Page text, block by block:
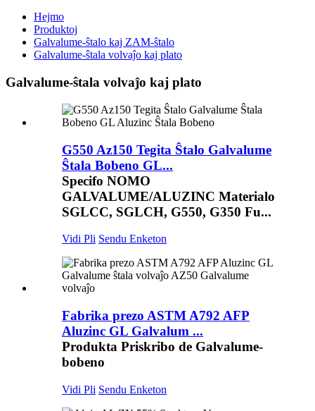
Hejmo
Produktoj
Galvalume-ŝtalo kaj ZAM-ŝtalo
Galvalume-ŝtala volvaĵo kaj plato
Galvalume-ŝtala volvaĵo kaj plato
G550 Az150 Tegita Ŝtalo Galvalume
Ŝtala Bobeno GL...
Specifo NOMO
GALVALUME/ALUZINC Materialo
SGLCC, SGLCH, G550, G350 Fu...
Vidi Pli Sendu Enketon
Fabrika prezo ASTM A792 AFP
Aluzinc GL Galvalum ...
Produkta Priskribo de Galvalume-
bobeno
Vidi Pli Sendu Enketon